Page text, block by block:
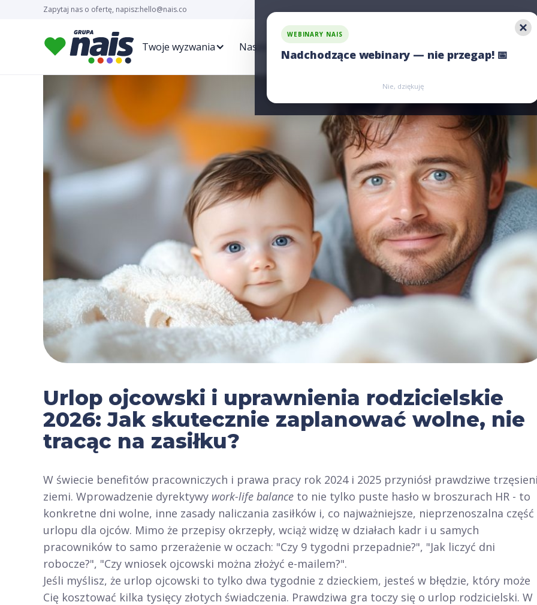
Zapytaj nas o ofertę, napisz:hello@nais.co
Twoje wyzwania Nasze rozwiązania
Urlop ojcowski i uprawnienia rodzicielskie
2026: Jak skutecznie zaplanować wolne, nie
tracąc na zasiłku?
W świecie benefitów pracowniczych i prawa pracy rok 2024 i 2025 przyniósł prawdziwe
ziemi. Wprowadzenie dyrektywy work-life balance to nie tylko puste hasło w broszurach HR - to
konkretne dni wolne, inne zasady naliczania zasiłków i, co najważniejsze, nieprzenoszalna część
urlopu dla ojców. Mimo że przepisy okrzepły, wciąż widzę w działach kadr i u samych
pracowników to samo przerażenie w oczach: "Czy 9 tygodni przepadnie?", "Jak liczyć dni
robocze?", "Czy wniosek ojcowski można złożyć e-mailem?".
Jeśli myślisz, że urlop ojcowski to tylko dwa tygodnie z dzieckiem, jesteś w błędzie, który może
Cię kosztować kilka tysięcy złotych świadczenia. Prawdziwa gra toczy się o urlop rodzicielski. W
WEBINARY NAIS
Nadchodzące webinary — nie przegap! 📅
Zarejestruj się
Zarejestruj się
Nie, dziękuję